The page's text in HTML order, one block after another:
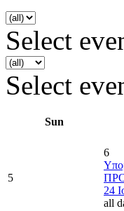
Select
Select
Sun
5
6
24
all